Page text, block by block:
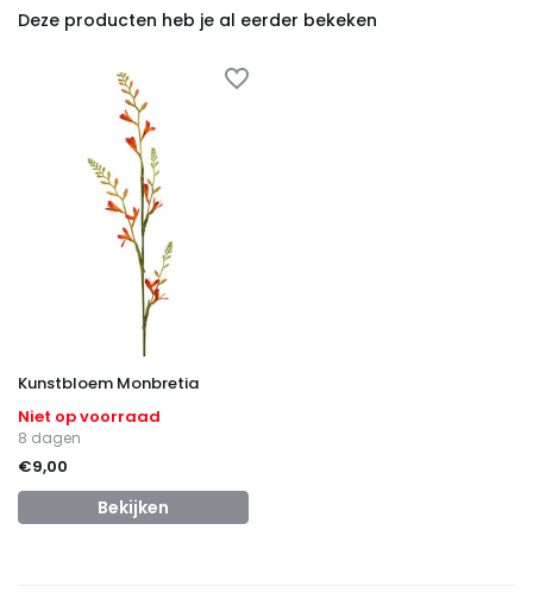
Deze producten heb je al eerder bekeken
Kunstbloem Monbretia
Niet op voorraad
8 dagen
€9,00
Bekijken